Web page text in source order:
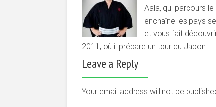
Aala, qui parcours
enchaîne les pays
et vous fait
2011, où il prépare un tour du Japon
Leave a Reply
Your email address will not be